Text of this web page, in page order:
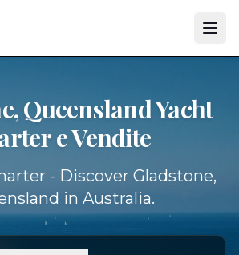
Queensland Yacht
e Vendite
- Discover Gladstone,
in Australia.